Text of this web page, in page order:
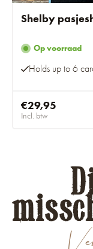
Shelby
Op voorraad
Holds up to 6
€29,95
Incl. btw